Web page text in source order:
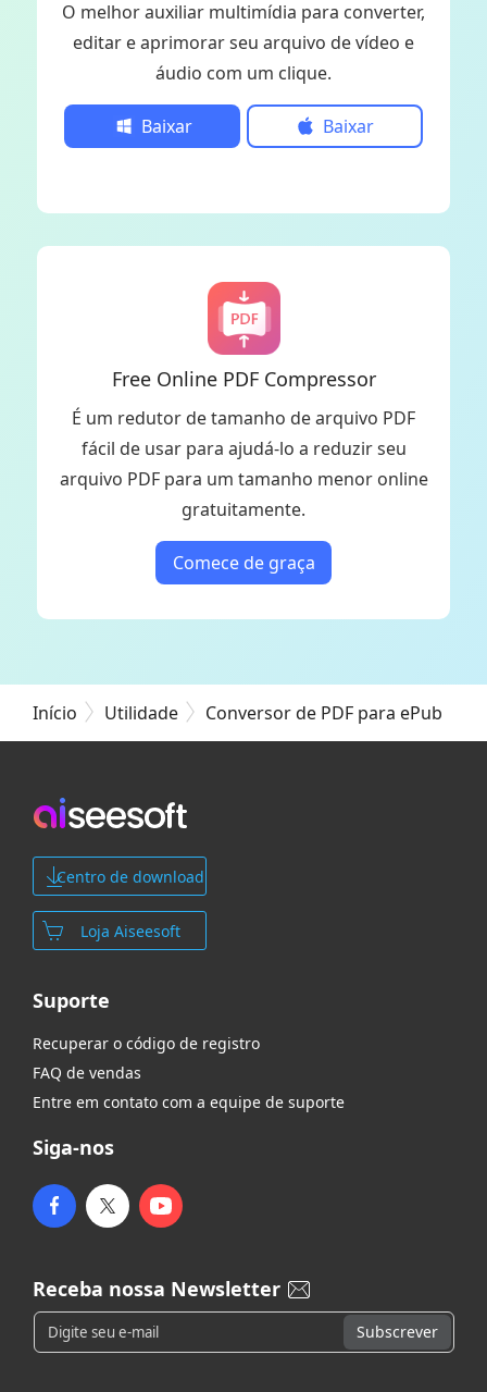
O melhor auxiliar multimídia para converter,
editar e aprimorar seu arquivo de vídeo e
áudio com um clique.
Baixar Baixar
Free Online PDF Compressor
É um redutor de tamanho de arquivo PDF
fácil de usar para ajudá-lo a reduzir seu
arquivo PDF para um tamanho menor online
gratuitamente.
Comece de graça
Início Utilidade Conversor de PDF para ePub
Centro de download
Loja Aiseesoft
Suporte
Recuperar o código de registro
FAQ de vendas
Entre em contato com a equipe de suporte
Siga-nos
Receba nossa Newsletter